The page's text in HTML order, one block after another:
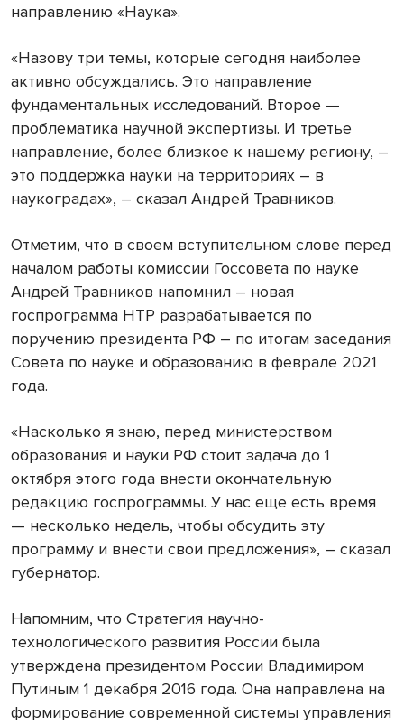
направлению «Наука».
«Назову три темы, которые сегодня наиболее
активно обсуждались. Это направление
фундаментальных исследований. Второе —
проблематика научной экспертизы. И третье
направление, более близкое к нашему региону, –
это поддержка науки на территориях – в
наукоградах», – сказал Андрей Травников.
Отметим, что в своем вступительном слове перед
началом работы комиссии Госсовета по науке
Андрей Травников напомнил – новая
госпрограмма НТР разрабатывается по
поручению президента РФ – по итогам заседания
Совета по науке и образованию в феврале 2021
года.
«Насколько я знаю, перед министерством
образования и науки РФ стоит задача до 1
октября этого года внести окончательную
редакцию госпрограммы. У нас еще есть время
— несколько недель, чтобы обсудить эту
программу и внести свои предложения», – сказал
губернатор.
Напомним, что Стратегия научно-
технологического развития России была
утверждена президентом России Владимиром
Путиным 1 декабря 2016 года. Она направлена на
формирование современной системы управления